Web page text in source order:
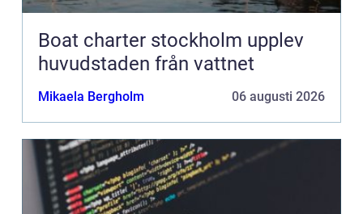
Boat charter stockholm upplev
huvudstaden från vattnet
Mikaela Bergholm 06 augusti 2026